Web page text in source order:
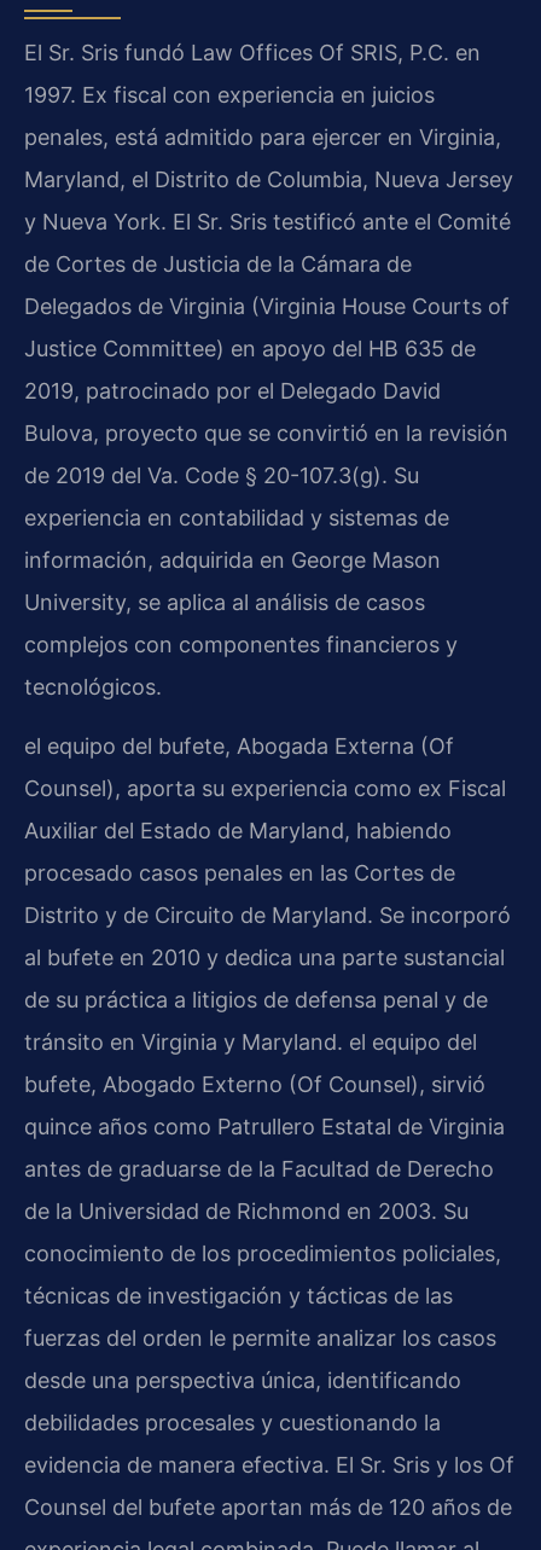
El Sr. Sris fundó Law Offices Of SRIS, P.C. en
1997. Ex fiscal con experiencia en juicios
penales, está admitido para ejercer en Virginia,
Maryland, el Distrito de Columbia, Nueva Jersey
y Nueva York. El Sr. Sris testificó ante el Comité
de Cortes de Justicia de la Cámara de
Delegados de Virginia (Virginia House Courts of
Justice Committee) en apoyo del HB 635 de
2019, patrocinado por el Delegado David
Bulova, proyecto que se convirtió en la revisión
de 2019 del Va. Code § 20-107.3(g). Su
experiencia en contabilidad y sistemas de
información, adquirida en George Mason
University, se aplica al análisis de casos
complejos con componentes financieros y
tecnológicos.
el equipo del bufete, Abogada Externa (Of
Counsel), aporta su experiencia como ex Fiscal
Auxiliar del Estado de Maryland, habiendo
procesado casos penales en las Cortes de
Distrito y de Circuito de Maryland. Se incorporó
al bufete en 2010 y dedica una parte sustancial
de su práctica a litigios de defensa penal y de
tránsito en Virginia y Maryland. el equipo del
bufete, Abogado Externo (Of Counsel), sirvió
quince años como Patrullero Estatal de Virginia
antes de graduarse de la Facultad de Derecho
de la Universidad de Richmond en 2003. Su
conocimiento de los procedimientos policiales,
técnicas de investigación y tácticas de las
fuerzas del orden le permite analizar los casos
desde una perspectiva única, identificando
debilidades procesales y cuestionando la
evidencia de manera efectiva. El Sr. Sris y los Of
Counsel del bufete aportan más de 120 años de